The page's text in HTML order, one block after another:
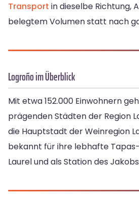
Transport in dieselbe Richtung,
belegtem Volumen statt nach
Logroño im Überblick
Mit etwa 152.000 Einwohnern
prägenden Städten der Region
die Hauptstadt der Weinregion
bekannt für ihre lebhafte
Laurel und als Station des